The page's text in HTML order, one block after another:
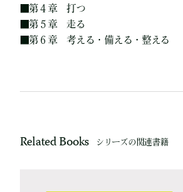
■第４章 打つ
■第５章 走る
■第６章 考える・備える・整える
Related Books シリーズの関連書籍